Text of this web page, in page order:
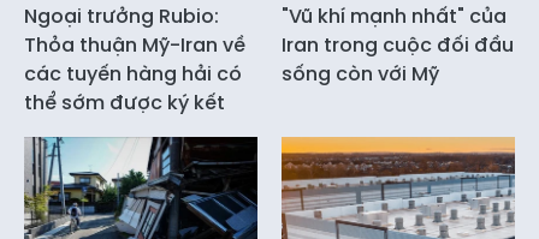
Ngoại trưởng Rubio:
Thỏa thuận Mỹ-Iran về
các tuyến hàng hải có
thể sớm được ký kết
"Vũ khí mạnh nhất" của
Iran trong cuộc đối đầu
sống còn với Mỹ